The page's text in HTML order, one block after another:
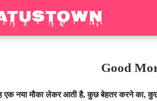
Good
एक नया मौका लेकर आती है, कुछ बेहतर करने का,